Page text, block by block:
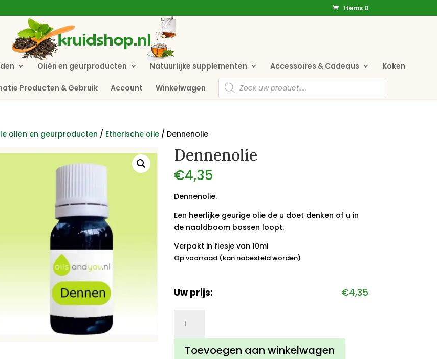
Items 0
Oliën en geurproducten Natuurlijke supplementen Accessoires & Cadeaus Koken
Producten & Gebruik Account Winkelwagen
Producten
zoeken
oliën en geurproducten / Etherische olie/ Dennenolie
Dennenolie
€4,35
Dennenolie.
Een heerlijke geurige olie de u doet denken of u in
de naaldboom bossen loopt.
Verpakt in flesje van 10ml
Op voorraad (kan nabesteld worden)
Uw prijs: €4,35
aantal
Toevoegen aan winkelwagen